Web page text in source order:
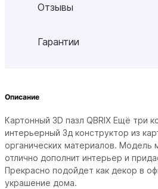
Отзывы
Гарантии
Описание
Картонный 3D пазл QBRIX Ещё три
интерьерный 3д конструктор из
органических материалов. Модель
отлично дополнит интерьер и
Прекрасно подойдет как декор в
украшение дома.